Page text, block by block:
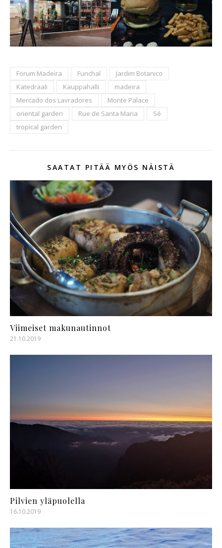
Forum Madeira Funchal
Jardim Botanico
Katedraali
Kauppahalli
madeira
Mercado dos Lavradores
Monte Palace
oriental garden
Rue de Santa Maria
Sé
tropical garden
SAATAT PITÄÄ MYÖS NÄISTÄ
Viimeiset makunautinnot
21.10.2019
Pilvien yläpuolella
16.10.2019